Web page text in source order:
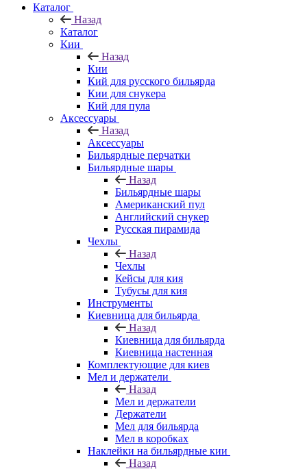
Каталог
Назад
Каталог
Кии
Назад
Кии
Кий для русского бильярда
Кии для снукера
Кий для пула
Аксессуары
Назад
Аксессуары
Бильярдные перчатки
Бильярдные шары
Назад
Бильярдные шары
Американский пул
Английский снукер
Русская пирамида
Чехлы
Назад
Чехлы
Кейсы для кия
Тубусы для кия
Инструменты
Киевница для бильярда
Назад
Киевница для бильярда
Киевница настенная
Комплектующие для киев
Мел и держатели
Назад
Мел и держатели
Держатели
Мел для бильярда
Мел в коробках
Наклейки на бильярдные кии
Назад